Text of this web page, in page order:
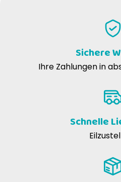
Sichere
Ihre Zahlungen in
Schnelle